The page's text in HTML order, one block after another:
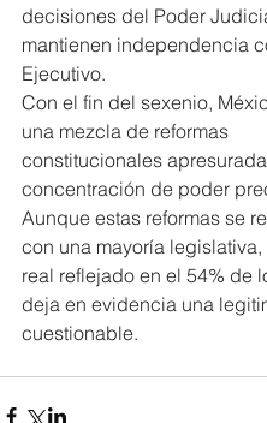
decisiones del Poder
mantienen independencia
Ejecutivo.
Con el fin del sexenio,
una mezcla de reformas
constitucionales
concentración de poder
Aunque estas reformas se
con una mayoría
real reflejado en el 54% de
deja en evidencia una
cuestionable.